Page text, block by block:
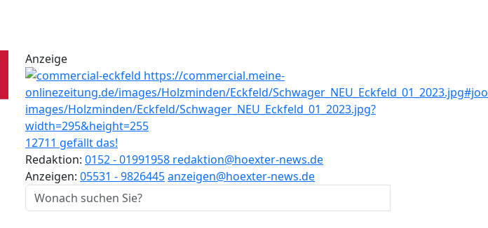
Anzeige
12711 gefällt das!
Redaktion: 0152 - 01991958 redaktion@hoexter-news.de
Anzeigen: 05531 - 9826445anzeigen@hoexter-news.de